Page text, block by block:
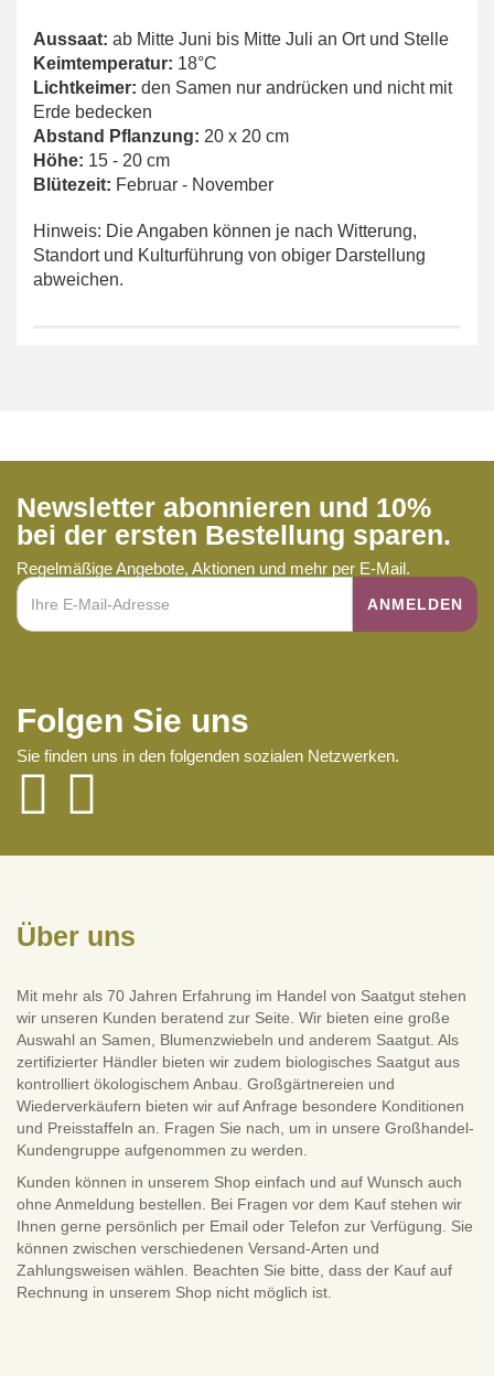
Aussaat: ab Mitte Juni bis Mitte Juli an Ort und Stelle
Keimtemperatur: 18°C
Lichtkeimer: den Samen nur andrücken und nicht mit
Erde bedecken
Abstand Pflanzung: 20 x 20 cm
Höhe: 15 - 20 cm
Blütezeit: Februar - November
Hinweis: Die Angaben können je nach Witterung,
Standort und Kulturführung von obiger Darstellung
abweichen.
Newsletter abonnieren und 10%
bei der ersten Bestellung sparen.
Regelmäßige Angebote, Aktionen und mehr per E-Mail.
Folgen Sie uns
Sie finden uns in den folgenden sozialen Netzwerken.
Über uns
Mit mehr als 70 Jahren Erfahrung im Handel von Saatgut stehen
wir unseren Kunden beratend zur Seite. Wir bieten eine große
Auswahl an Samen, Blumenzwiebeln und anderem Saatgut. Als
zertifizierter Händler bieten wir zudem biologisches Saatgut aus
kontrolliert ökologischem Anbau. Großgärtnereien und
Wiederverkäufern bieten wir auf Anfrage besondere Konditionen
und Preisstaffeln an. Fragen Sie nach, um in unsere Großhandel-
Kundengruppe aufgenommen zu werden.
Kunden können in unserem Shop einfach und auf Wunsch auch
ohne Anmeldung bestellen. Bei Fragen vor dem Kauf stehen wir
Ihnen gerne persönlich per Email oder Telefon zur Verfügung. Sie
können zwischen verschiedenen Versand-Arten und
Zahlungsweisen wählen. Beachten Sie bitte, dass der Kauf auf
Rechnung in unserem Shop nicht möglich ist.